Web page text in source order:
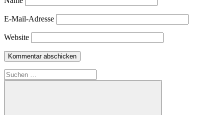
E-Mail-Adresse
Website
Suchen
nach: